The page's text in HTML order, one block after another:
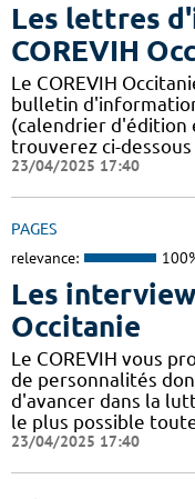
Les lettres
COREVIH
Le COREVIH
bulletin
(calendrier d'édition
trouverez ci-dessous
23/04/2025 17:40
PAGES
relevance:
Les
Occitanie
Le COREVIH vous
de personnalités
d'avancer dans la
le plus possible
23/04/2025 17:40